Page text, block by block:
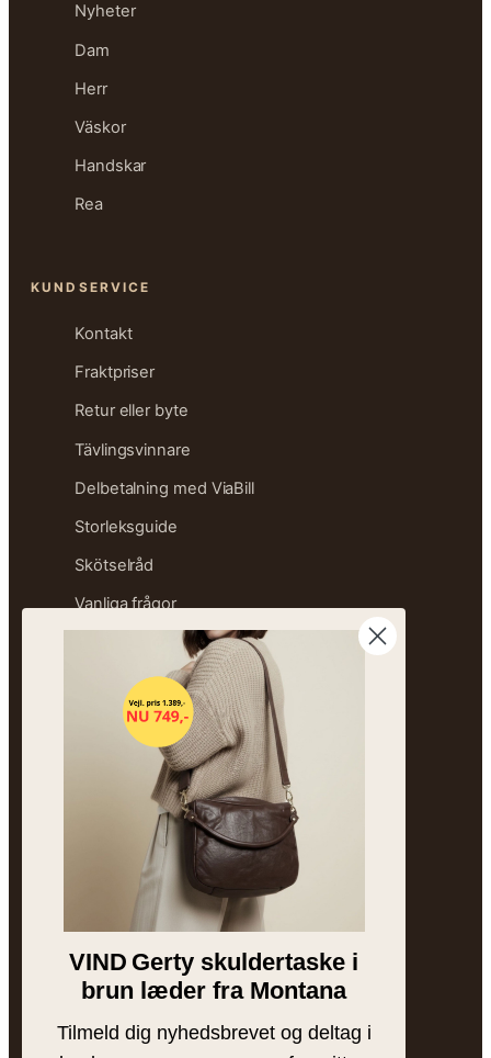
Nyheter
Dam
Herr
Väskor
Handskar
Rea
KUNDSERVICE
Kontakt
Fraktpriser
Retur eller byte
Tävlingsvinnare
Delbetalning med ViaBill
Storleksguide
Skötselråd
Vanliga frågor
Besök butiken
Hållbarhet
Bytesguide
Jobb hos Freja
VIND Gerty skuldertaske i
brun læder fra Montana
Tilmeld dig nyhedsbrevet og deltag i